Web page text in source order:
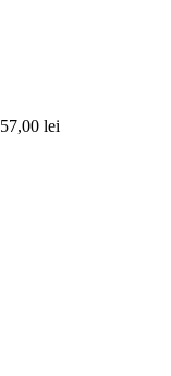
57,00 lei